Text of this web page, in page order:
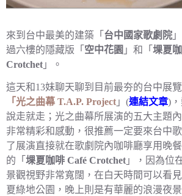
來到台中最美的建築「 台中國家歌劇院
過六樓的隱藏版「 空中花園 」和「 堁夏
Crotchet 」。
這天和13妹聊天聊到目前最夯的台中展覽
「光之曲幕 T.A.P. Project 」(連結文章)
說走就走；光之曲幕所展演的五大主題
非常精彩和感動，很推薦一定要來台中
了展演直接就在歌劇院內咖啡廳享用晚
的「 堁夏咖啡 Café Crotchet 」，因為位
景觀視野非常寬闊，在白天時間可以看
夏綠地公園，晚上則是有華麗的浪漫夜